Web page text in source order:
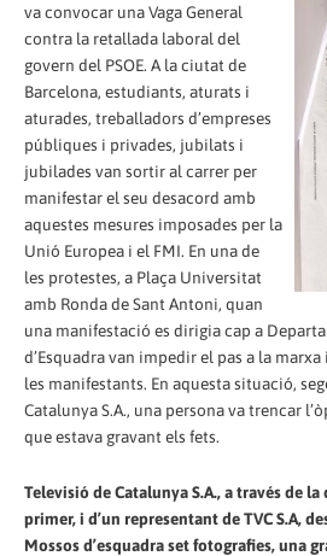
va convocar una Vaga General
contra la retallada laboral del
govern del PSOE. A la ciutat de
Barcelona, estudiants, aturats i
aturades, treballadors d’empreses
públiques i privades, jubilats i
jubilades van sortir al carrer per
manifestar el seu desacord amb
aquestes mesures imposades per la
Unió Europea i el FMI. En una de
les protestes, a Plaça Universitat
amb Ronda de Sant Antoni, quan
una manifestació es dirigia cap a
d’Esquadra van impedir el pas a la
les manifestants. En aquesta situació,
Catalunya S.A., una persona va trencar
que estava gravant els fets.
Televisió de Catalunya S.A., a través de
primer, i d’un representant de TVC S.A,
Mossos d’esquadra set fotografies, una